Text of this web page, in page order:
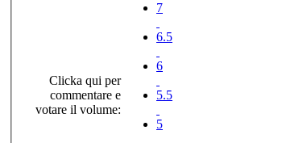
Clicka qui per
commentare e
votare il volume:
7
6.5
6
5.5
5